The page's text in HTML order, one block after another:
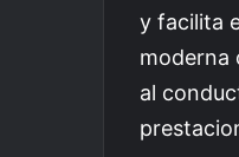
y facilita
moderna
al